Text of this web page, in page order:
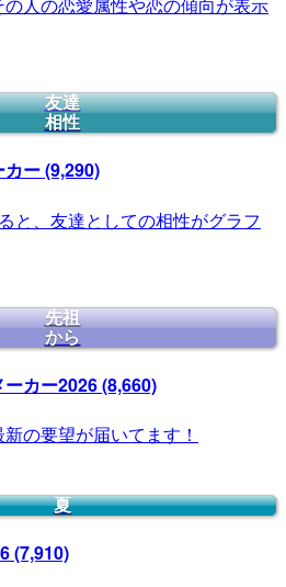
友達
相性
カー(9,290)
と、友達としての相性がグラフ
先祖
から
カー2026(8,660)
の要望が届いてます！
夏
(7,910)